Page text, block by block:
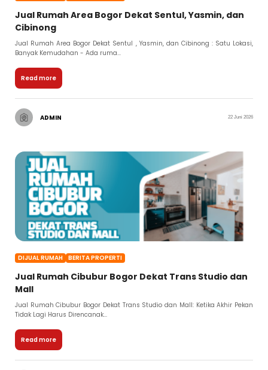
Jual Rumah Area Bogor Dekat Sentul, Yasmin, dan
Cibinong
Jual Rumah Area Bogor Dekat Sentul , Yasmin, dan Cibinong : Satu Lokasi,
Banyak Kemudahan - Ada ruma...
Read more
ADMIN 22 Juni 2026
DIJUAL RUMAH BERITA PROPERTI
Jual Rumah Cibubur Bogor Dekat Trans Studio dan
Mall
Jual Rumah Cibubur Bogor Dekat Trans Studio dan Mall: Ketika Akhir Pekan
Tidak Lagi Harus Direncanak...
Read more